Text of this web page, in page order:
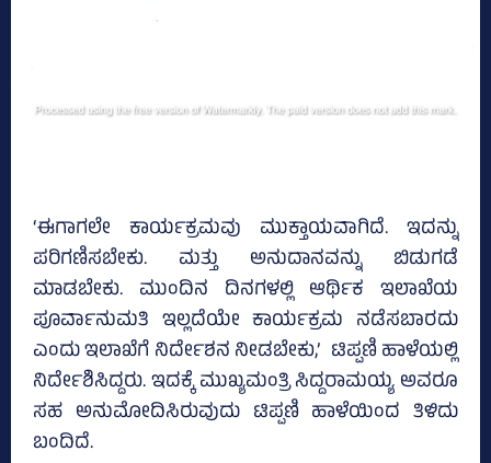
‘ಈಗಾಗಲೇ ಕಾರ್ಯಕ್ರಮವು ಮುಕ್ತಾಯವಾಗಿದೆ. ಇದನ್ನು
ಪರಿಗಣಿಸಬೇಕು. ಮತ್ತು ಅನುದಾನವನ್ನು ಬಿಡುಗಡೆ
ಮಾಡಬೇಕು. ಮುಂದಿನ ದಿನಗಳಲ್ಲಿ ಆರ್ಥಿಕ ಇಲಾಖೆಯ
ಪೂರ್ವಾನುಮತಿ ಇಲ್ಲದೆಯೇ ಕಾರ್ಯಕ್ರಮ ನಡೆಸಬಾರದು
ಎಂದು ಇಲಾಖೆಗೆ ನಿರ್ದೇಶನ ನೀಡಬೇಕು,’ ಟಿಪ್ಪಣಿ ಹಾಳೆಯಲ್ಲಿ
ನಿರ್ದೇಶಿಸಿದ್ದರು. ಇದಕ್ಕೆ ಮುಖ್ಯಮಂತ್ರಿ ಸಿದ್ದರಾಮಯ್ಯ ಅವರೂ
ಸಹ ಅನುಮೋದಿಸಿರುವುದು ಟಿಪ್ಪಣಿ ಹಾಳೆಯಿಂದ ತಿಳಿದು
ಬಂದಿದೆ.